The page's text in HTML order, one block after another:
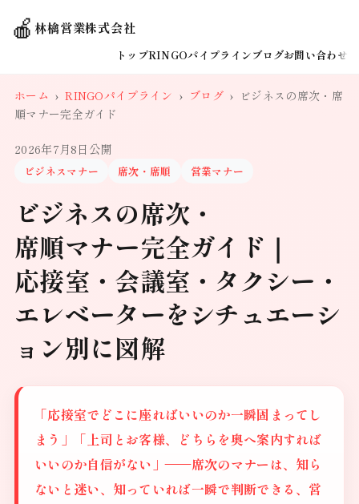
🍎林檎営業株式会社
トップRINGOパイプラインブログお問い合わせ
ホーム › RINGOパイプライン › ブログ › ビジネスの席次・席
順マナー完全ガイド
2026年7月8日公開
ビジネスマナー 席次・席順 営業マナー
ビジネスの席次・
席順マナー完全ガイド｜
応接室・会議室・タクシー・
エレベーターをシチュエーシ
ョン別に図解
「応接室でどこに座ればいいのか一瞬固まってし
まう」「上司とお客様、どちらを奥へ案内すれば
いいのか自信がない」——席次のマナーは、知ら
ないと迷い、知っていれば一瞬で判断できる、営